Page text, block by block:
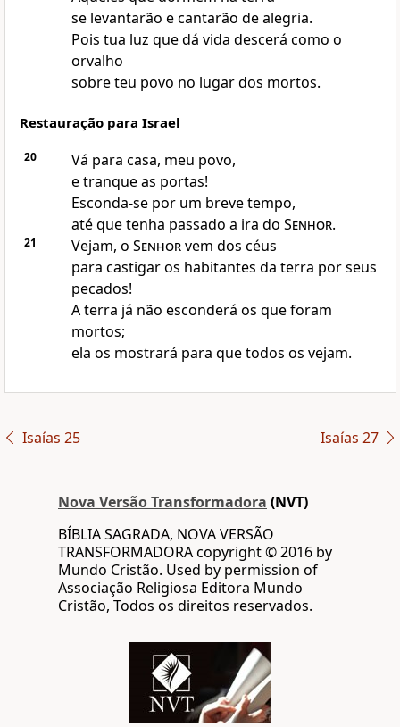
se levantarão e cantarão de alegria.
Pois tua luz que dá vida descerá como o
orvalho
sobre teu povo no lugar dos mortos.
Restauração para Israel
20
Vá para casa, meu povo,
e tranque as portas!
Esconda-se por um breve tempo,
até que tenha passado a ira do Senhor.
21 Vejam, o Senhorvem dos céus
para castigar os habitantes da terra por seus
pecados!
A terra já não esconderá os que foram
mortos;
ela os mostrará para que todos os vejam.
Isaías 25 Isaías 27
Nova Versão Transformadora (NVT)
BÍBLIA SAGRADA, NOVA VERSÃO
TRANSFORMADORA copyright © 2016 by
Mundo Cristão. Used by permission of
Associação Religiosa Editora Mundo
Cristão, Todos os direitos reservados.